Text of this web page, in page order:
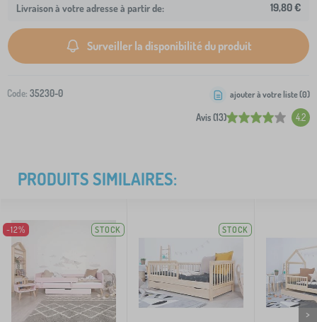
Livraison à votre adresse à partir de: 19,80 €
Surveiller la disponibilité du produit
Code: 35230-0
Avis (13) 4.2
ajouter à votre liste (0)
PRODUITS SIMILAIRES:
-12% STOCK STOCK
>